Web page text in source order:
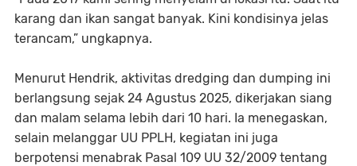
karang dan ikan sangat banyak. Kini kondisinya jelas
terancam,” ungkapnya.
Menurut Hendrik, aktivitas dredging dan dumping ini
berlangsung sejak 24 Agustus 2025, dikerjakan siang
dan malam selama lebih dari 10 hari. Ia menegaskan,
selain melanggar UU PPLH, kegiatan ini juga
berpotensi menabrak Pasal 109 UU 32/2009 tentang